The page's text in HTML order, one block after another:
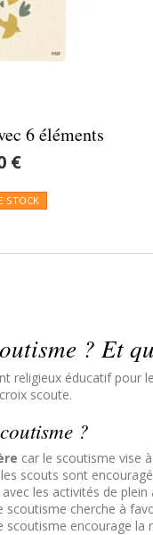
6 éléments
€
STOCK
? Et
religieux éducatif pour
scoute.
?
car le scoutisme vise
les scouts sont
avec les activités de
scoutisme cherche à
scoutisme encourage la